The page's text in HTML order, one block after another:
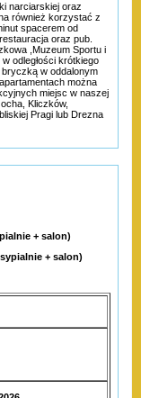
narciarskiej oraz
również korzystać z
spacerem od
oraz pub.
,Muzeum Sportu i
odległości krótkiego
w oddalonym
można
miejsc w naszej
Kliczków,
Pragi lub Drezna
+ salon)
+ salon)